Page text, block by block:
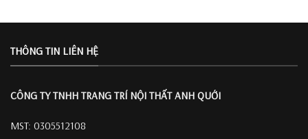
THÔNG TIN LIÊN HỆ
CÔNG TY TNHH TRANG TRÍ NỘI THẤT ANH QUỚI
MST: 0305512108